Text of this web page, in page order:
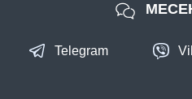
Telegram